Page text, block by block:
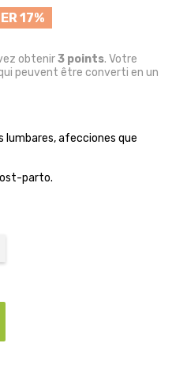
17%
obtenir3 points. Votre
peuvent être converti en un
lumbares, afecciones que
parto.